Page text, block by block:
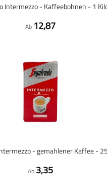
Intermezzo - Kaffeebohnen - 1
Ab 12,87
- gemahlener Kaffee -
Ab 3,35